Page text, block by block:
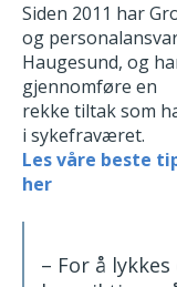
Siden 2011 har
og
Haugesund, og
gjennomføre en
rekke tiltak som
i sykefraværet.
Les våre beste
her
– For å